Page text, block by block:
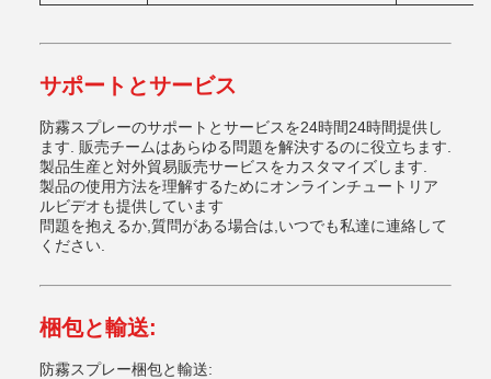
サポートとサービス
防霧スプレーのサポートとサービスを24時間24時間提供し
ます. 販売チームはあらゆる問題を解決するのに役立ちます.
製品生産と対外貿易販売サービスをカスタマイズします.
製品の使用方法を理解するためにオンラインチュートリア
ルビデオも提供しています
問題を抱えるか,質問がある場合は,いつでも私達に連絡して
ください.
梱包と輸送:
防霧スプレー梱包と輸送: